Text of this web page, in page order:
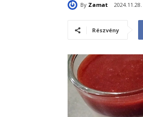
By Zamat 2024.11.28.
Részvény